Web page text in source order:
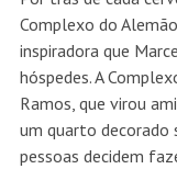
Complexo do
inspiradora que
hóspedes. A
Ramos, que virou
um quarto decorado
pessoas decidem